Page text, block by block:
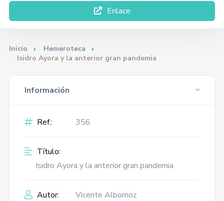
Enlace
Inicio
Hemeroteca
Isidro Ayora y la anterior gran pandemia
Información
Ref.: 356
Título:
Isidro Ayora y la anterior gran pandemia
Autor: Vicente Albornoz